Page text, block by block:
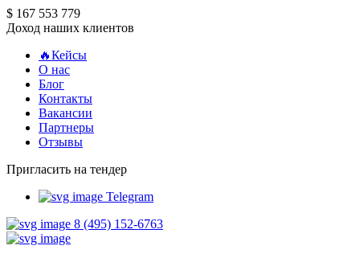
$ 167 553 779
Доход наших клиентов
🔥Кейсы
О нас
Блог
Контакты
Вакансии
Партнеры
Отзывы
Пригласить на тендер
Telegram
8 (495) 152-6763